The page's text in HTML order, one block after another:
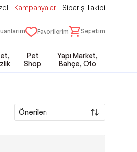
Kampanyalar Sipariş Takibi
Favorilerim Sepetim
Pet
Shop
Yapı Market,
Bahçe, Oto
Önerilen